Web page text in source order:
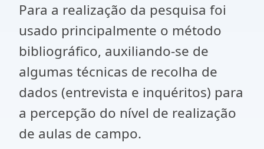
Para a realização da pesquisa foi
usado principalmente o método
bibliográfico, auxiliando-se de
algumas técnicas de recolha de
dados (entrevista e inquéritos) para
a percepção do nível de realização
de aulas de campo.